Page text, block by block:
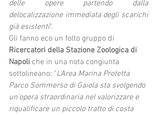
delle opere partendo dalla
delocalizzazione immediata degli scarichi
già esistenti".
Gli fanno eco un folto gruppo di
Ricercatori della Stazione Zoologica di
Napoli che in una nota congiunta
sottolineano: "L'Area Marina Protetta
Parco Sommerso di Gaiola sta svolgendo
un’opera straordinaria nel valorizzare e
riqualificare un piccolo tratto di costa